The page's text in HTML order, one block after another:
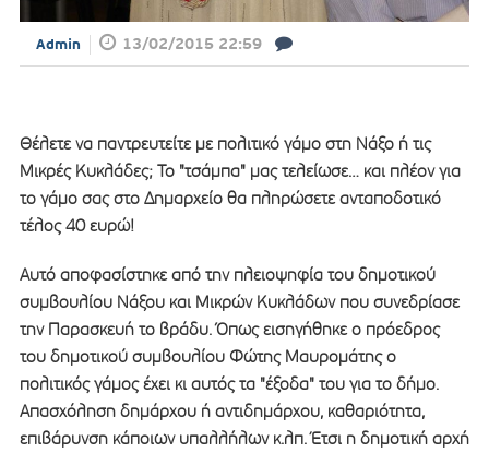
Admin 13/02/2015 22:59
Θέλετε να παντρευτείτε με πολιτικό γάμο στη Νάξο ή τις
Μικρές Κυκλάδες; Το "τσάμπα" μας τελείωσε… και πλέον για
το γάμο σας στο Δημαρχείο θα πληρώσετε ανταποδοτικό
τέλος 40 ευρώ!
Αυτό αποφασίστηκε από την πλειοψηφία του δημοτικού
συμβουλίου Νάξου και Μικρών Κυκλάδων που συνεδρίασε
την Παρασκευή το βράδυ. Όπως εισηγήθηκε ο πρόεδρος
του δημοτικού συμβουλίου Φώτης Μαυρομάτης ο
πολιτικός γάμος έχει κι αυτός τα "έξοδα" του για το δήμο.
Απασχόληση δημάρχου ή αντιδημάρχου, καθαριότητα,
επιβάρυνση κάποιων υπαλλήλων κ.λπ. Έτσι η δημοτική αρχή